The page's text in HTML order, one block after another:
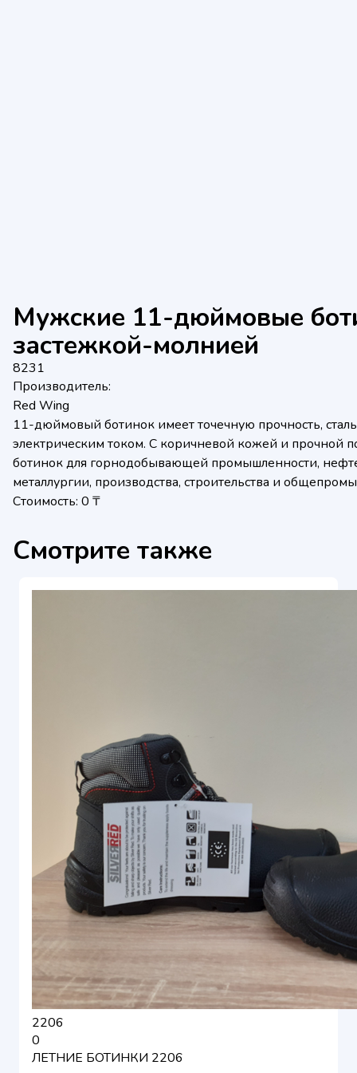
Мужские 11-дюймовые
застежкой-молнией
8231
Производитель:
Red Wing
11-дюймовый ботинок имеет точечную прочность,
электрическим током. С коричневой кожей и прочной
ботинок для горнодобывающей промышленности,
металлургии, производства, строительства и
Стоимость: 0 ₸
Смотрите также
2206
0
ЛЕТНИЕ БОТИНКИ 2206